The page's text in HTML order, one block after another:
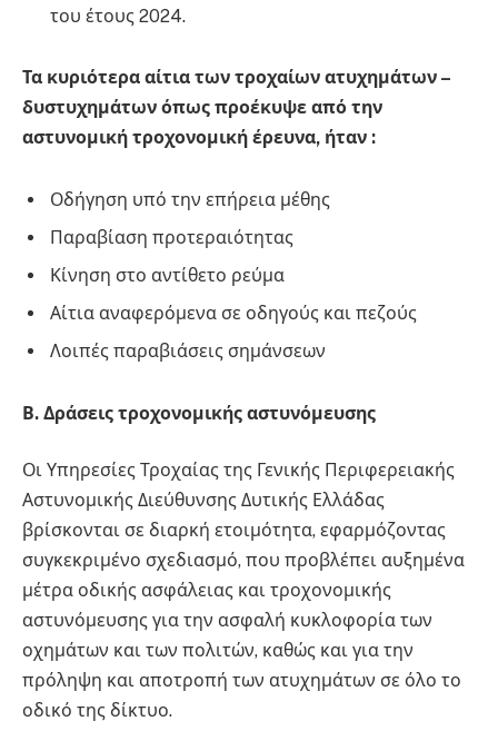
του έτους 2024.
Τα κυριότερα αίτια των τροχαίων ατυχημάτων –
δυστυχημάτων όπως προέκυψε από την
αστυνομική τροχονομική έρευνα, ήταν :
Οδήγηση υπό την επήρεια μέθης
Παραβίαση προτεραιότητας
Κίνηση στο αντίθετο ρεύμα
Αίτια αναφερόμενα σε οδηγούς και πεζούς
Λοιπές παραβιάσεις σημάνσεων
Β. Δράσεις τροχονομικής αστυνόμευσης
Οι Υπηρεσίες Τροχαίας της Γενικής Περιφερειακής
Αστυνομικής Διεύθυνσης Δυτικής Ελλάδας
βρίσκονται σε διαρκή ετοιμότητα, εφαρμόζοντας
συγκεκριμένο σχεδιασμό, που προβλέπει αυξημένα
μέτρα οδικής ασφάλειας και τροχονομικής
αστυνόμευσης για την ασφαλή κυκλοφορία των
οχημάτων και των πολιτών, καθώς και για την
πρόληψη και αποτροπή των ατυχημάτων σε όλο το
οδικό της δίκτυο.